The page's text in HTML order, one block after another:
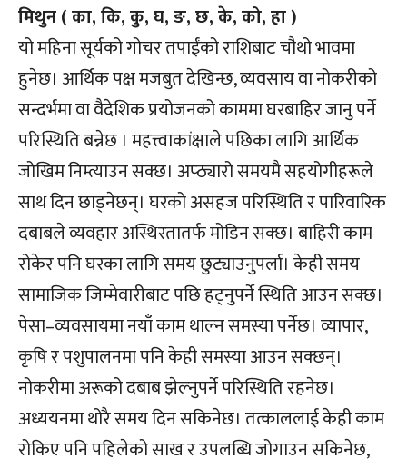
मिथुन ( का, कि, कु, घ, ङ, छ, के, को, हा )
यो महिना सूर्यको गोचर तपाईंको राशिबाट चौथो भावमा
हुनेछ। आर्थिक पक्ष मजबुत देखिन्छ, व्यवसाय वा नोकरीको
सन्दर्भमा वा वैदेशिक प्रयोजनको काममा घरबाहिर जानु पर्ने
परिस्थिति बन्नेछ । महत्त्वाकांक्षाले पछिका लागि आर्थिक
जोखिम निम्त्याउन सक्छ। अप्ठ्यारो समयमै सहयोगीहरूले
साथ दिन छाड्नेछन्। घरको असहज परिस्थिति र पारिवारिक
दबाबले व्यवहार अस्थिरतातर्फ मोडिन सक्छ। बाहिरी काम
रोकेर पनि घरका लागि समय छुट्याउनुपर्ला। केही समय
सामाजिक जिम्मेवारीबाट पछि हट्नुपर्ने स्थिति आउन सक्छ।
पेसा–व्यवसायमा नयाँ काम थाल्न समस्या पर्नेछ। व्यापार,
कृषि र पशुपालनमा पनि केही समस्या आउन सक्छन्।
नोकरीमा अरूको दबाब झेल्नुपर्ने परिस्थिति रहनेछ।
अध्ययनमा थोरै समय दिन सकिनेछ। तत्काललाई केही काम
रोकिए पनि पहिलेको साख र उपलब्धि जोगाउन सकिनेछ,